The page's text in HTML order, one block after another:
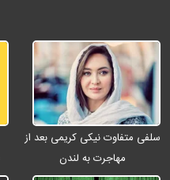
سلفی متفاوت نیکی کریمی بعد از
مهاجرت به لندن